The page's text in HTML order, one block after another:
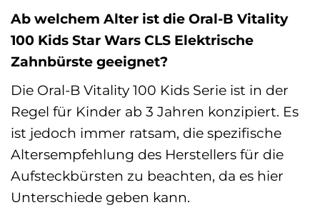
Ab welchem Alter ist die Oral-B Vitality
100 Kids Star Wars CLS Elektrische
Zahnbürste geeignet?
Die Oral-B Vitality 100 Kids Serie ist in der
Regel für Kinder ab 3 Jahren konzipiert. Es
ist jedoch immer ratsam, die spezifische
Altersempfehlung des Herstellers für die
Aufsteckbürsten zu beachten, da es hier
Unterschiede geben kann.